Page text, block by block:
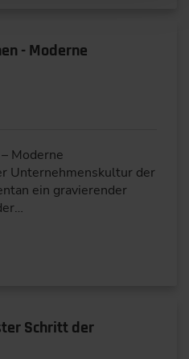
- Moderne
Moderne
Unternehmenskultur der
ein gravierender
Schritt der